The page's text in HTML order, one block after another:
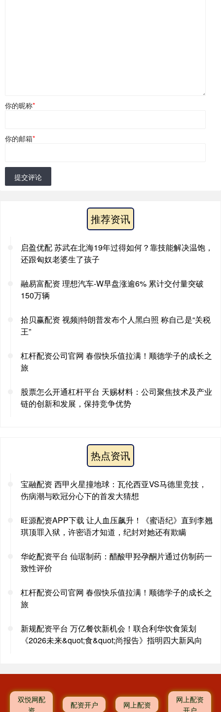
你的昵称*
你的邮箱*
提交评论
推荐资讯
启盈优配 苏武在北海19年过得如何？靠技能解决温饱，
还跟匈奴老婆生了孩子
融易富配资 理想汽车-W早盘涨逾6% 累计交付量突破
150万辆
拾贝赢配资 视频|特朗普发布个人黑白照 称自己是“关税
王”
杠杆配资公司官网 春假快乐值拉满！顺德学子的成长之
旅
股票怎么开通杠杆平台 天赐材料：公司聚焦技术及产业
链的创新和发展，保持竞争优势
热点资讯
宝融配资 西甲火星撞地球：瓦伦西亚VS马德里竞技，
伤病潮与欧冠分心下的首发大猜想
旺源配资APP下载 让人血压飙升！《蜜语纪》直到李翘
琪顶罪入狱，许密语才知道，纪封对她还有欺瞒
华屹配资平台 仙琚制药：醋酸甲羟孕酮片通过仿制药一
致性评价
杠杆配资公司官网 春假快乐值拉满！顺德学子的成长之
旅
新规配资平台 万亿餐饮新机会！联合利华饮食策划
《2026未来&quot;食&quot;尚报告》指明四大新风向
双悦网配
配资开户 网上配资
网上配资